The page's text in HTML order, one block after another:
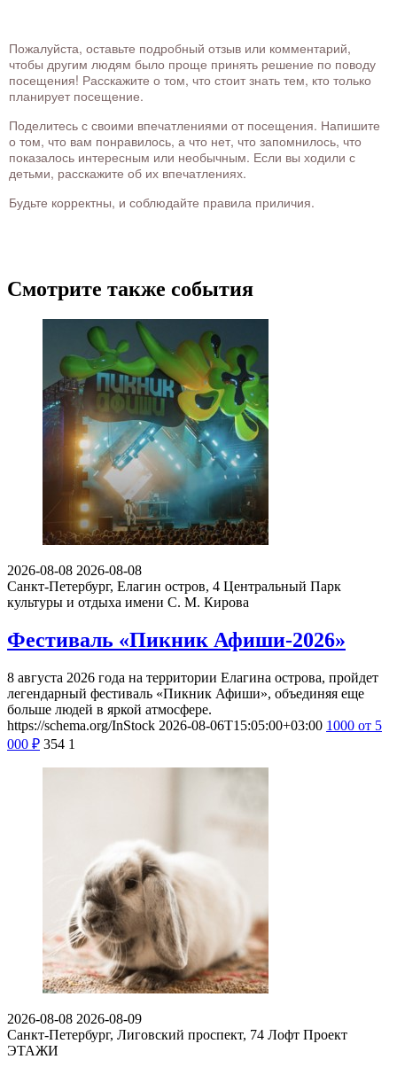
Пожалуйста, оставьте подробный отзыв или комментарий,
чтобы другим людям было проще принять решение по поводу
посещения! Расскажите о том, что стоит знать тем, кто только
планирует посещение.
Поделитесь с своими впечатлениями от посещения. Напишите
о том, что вам понравилось, а что нет, что запомнилось, что
показалось интересным или необычным. Если вы ходили с
детьми, расскажите об их впечатлениях.
Будьте корректны, и соблюдайте правила приличия.
Смотрите также события
2026-08-08 2026-08-08
Санкт-Петербург, Елагин остров, 4 Центральный Парк
культуры и отдыха имени С. М. Кирова
Фестиваль «Пикник Афиши-2026»
8 августа 2026 года на территории Елагина острова, пройдет
легендарный фестиваль «Пикник Афиши», объединяя еще
больше людей в яркой атмосфере.
https://schema.org/InStock 2026-08-06T15:05:00+03:00 1000 от 5
000 ₽ 354 1
2026-08-08 2026-08-09
Санкт-Петербург, Лиговский проспект, 74 Лофт Проект
ЭТАЖИ